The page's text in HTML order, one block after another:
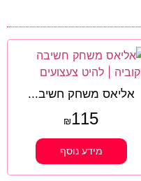
אליאס משחק חשיב...
₪115
מידע נוסף